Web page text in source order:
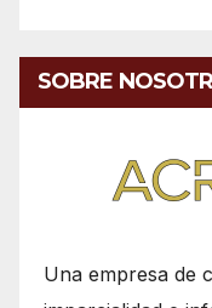
SOBRE
Una empresa de